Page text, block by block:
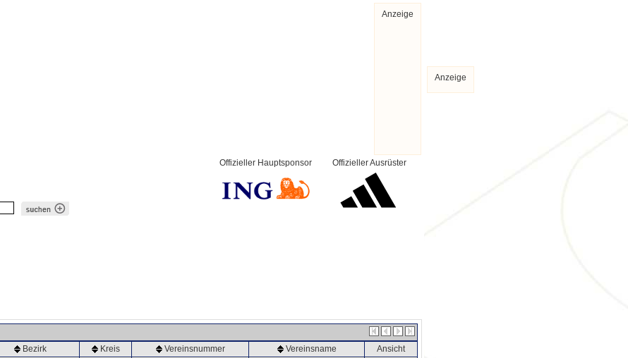
Anzeige
Offizieller Ausrüster
Offizieller Hauptsponsor
Bezirk Kreis Vereinsnummer Vereinsname Ansicht
Anzeige